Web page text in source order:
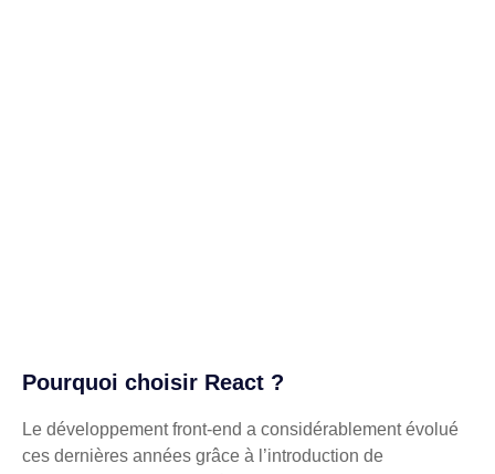
Pourquoi choisir React ?
Le développement front-end a considérablement évolué
ces dernières années grâce à l’introduction de